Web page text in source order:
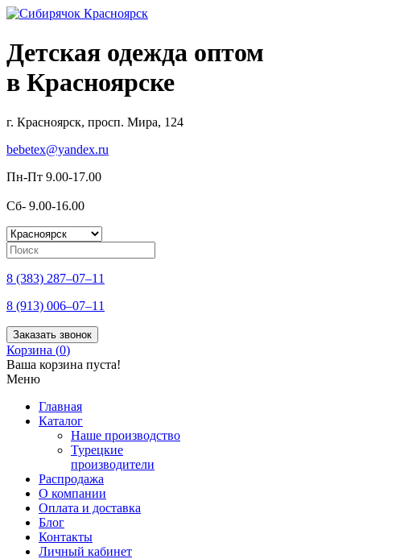
Детская одежда оптом
в Красноярске
г. Красноярск, просп. Мира, 124
bebetex@yandex.ru
Пн-Пт 9.00-17.00
Сб- 9.00-16.00
8 (383) 287–07–11
8 (913) 006–07–11
Заказать звонок
Корзина (0)
Ваша корзина пуста!
Меню
Главная
Каталог
Наше производство
Турецкие
производители
Распродажа
О компании
Оплата и доставка
Блог
Контакты
Личный кабинет